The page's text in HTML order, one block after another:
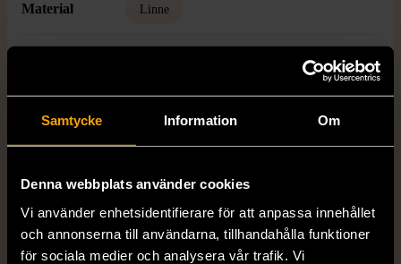
Samtycke Information Om
Denna webbplats använder cookies
Vi använder enhetsidentifierare för att anpassa innehållet
och annonserna till användarna, tillhandahålla funktioner
för sociala medier och analysera vår trafik. Vi
Material Linne
14 dagars ångerrät.